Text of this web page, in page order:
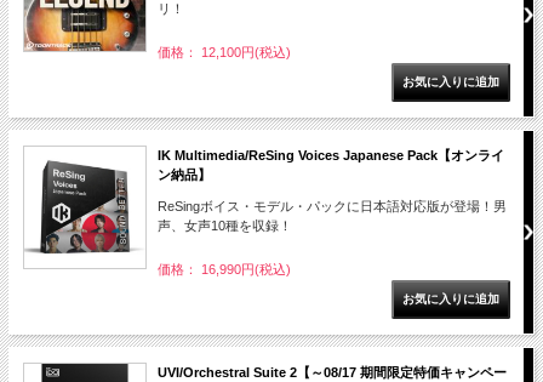
リ！
価格： 12,100円(税込)
IK Multimedia/ReSing Voices Japanese Pack【オンライ
ン納品】
ReSingボイス・モデル・パックに日本語対応版が登場！男
声、女声10種を収録！
価格： 16,990円(税込)
UVI/Orchestral Suite 2【～08/17 期間限定特価キャンペー